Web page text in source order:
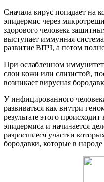
Сначала вирус попадает на
эпидермис через
здорового человека
выступает иммунная
развитие ВПЧ, а потом
При ослабленном
слои кожи или слизистой,
возникает вирусная
У инфицированного
развиваться как внутри
результате этого
эпидермиса и начинается
разросшиеся участки
бородавки, которые в